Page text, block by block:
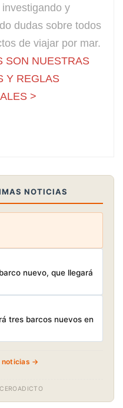
y
dudas sobre todos
de viajar por mar.
SON NUESTRAS
Y REGLAS
>
NOTICIAS
nuevo, que llegará
tres barcos nuevos en
noticias →